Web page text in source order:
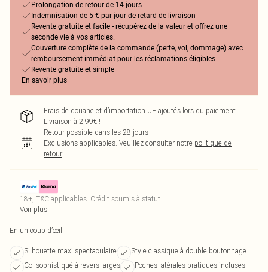
Prolongation de retour de 14 jours
Indemnisation de 5 € par jour de retard de livraison
Revente gratuite et facile - récupérez de la valeur et offrez une
seconde vie à vos articles.
Couverture complète de la commande (perte, vol, dommage) avec
remboursement immédiat pour les réclamations éligibles
Revente gratuite et simple
En savoir plus
Frais de douane et d’importation UE ajoutés lors du paiement.
Livraison à 2,99€ !
Retour possible dans les 28 jours
Exclusions applicables. Veuillez consulter notre politique de
retour
18+, T&C applicables. Crédit soumis à statut
Voir plus
En un coup d’œil
Silhouette maxi spectaculaire
Style classique à double boutonnage
Col sophistiqué à revers larges
Poches latérales pratiques incluses